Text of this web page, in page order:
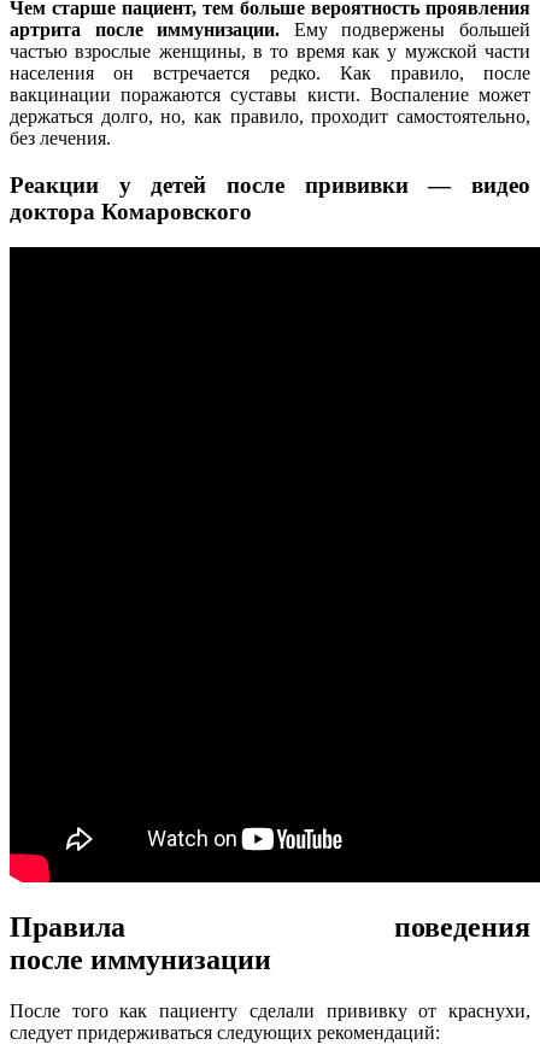
Чем старше пациент, тем больше вероятность проявления
артрита после иммунизации. Ему подвержены большей
частью взрослые женщины, в то время как у мужской части
населения он встречается редко. Как правило, после
вакцинации поражаются суставы кисти. Воспаление может
держаться долго, но, как правило, проходит самостоятельно,
без лечения.
Реакции у детей после прививки — видео
доктора Комаровского
Правила поведения
после иммунизации
После того как пациенту сделали прививку от краснухи,
следует придерживаться следующих рекомендаций: